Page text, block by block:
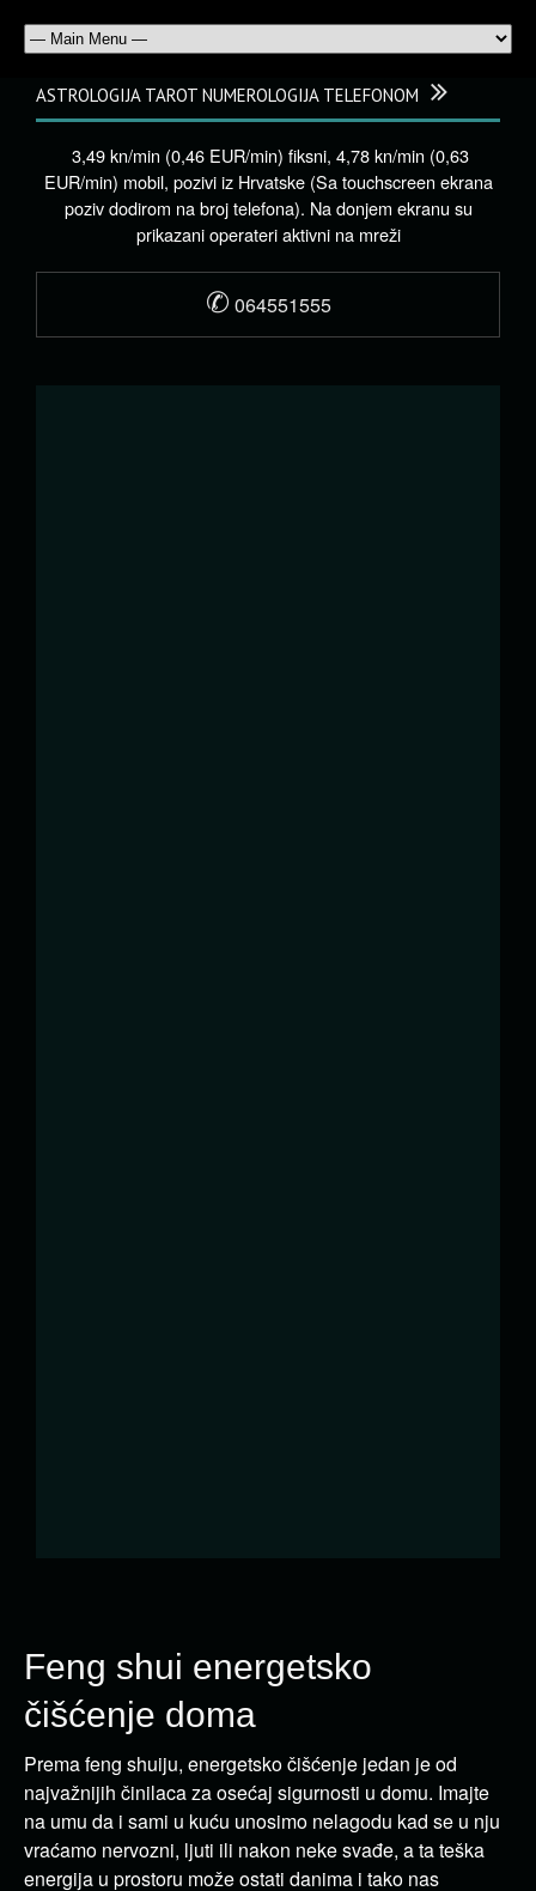
Feng shui energetsko
čišćenje doma
Prema feng shuiju, energetsko čišćenje jedan je od
najvažnijih činilaca za osećaj sigurnosti u domu. Imajte
na umu da i sami u kuću unosimo nelagodu kad se u nju
vraćamo nervozni, ljuti ili nakon neke svađe, a ta teška
energija u prostoru može ostati danima i tako nas
ASTROLOGIJA TAROT NUMEROLOGIJA TELEFONOM
3,49 kn/min (0,46 EUR/min) fiksni, 4,78 kn/min (0,63
EUR/min) mobil, pozivi iz Hrvatske (Sa touchscreen ekrana
poziv dodirom na broj telefona). Na donjem ekranu su
prikazani operateri aktivni na mreži
✆ 064551555